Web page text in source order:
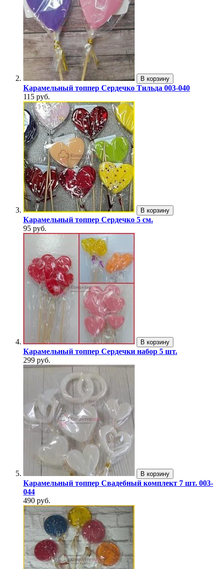
В корзину
Карамельный топпер Сердечко Тильда 003-040
115 руб.
В корзину
Карамельный топпер Сердечко 5 см.
95 руб.
В корзину
Карамельный топпер Сердечки набор 5 шт.
299 руб.
В корзину
Карамельный топпер Свадебный комплект 7 шт. 003-
044
490 руб.